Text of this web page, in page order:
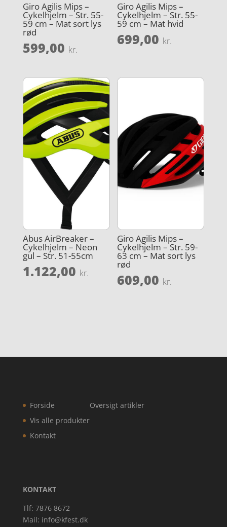
Giro Agilis Mips –
Cykelhjelm – Str. 55-
59 cm – Mat sort lys
rød
599,00 kr.
Giro Agilis Mips –
Cykelhjelm – Str. 55-
59 cm – Mat hvid
699,00 kr.
Abus AirBreaker –
Cykelhjelm – Neon
gul – Str. 51-55cm
1.122,00 kr.
Giro Agilis Mips –
Cykelhjelm – Str. 59-
63 cm – Mat sort lys
rød
609,00 kr.
Forside
Vis alle produkter
Kontakt
Oversigt artikler
KONTAKT
Tlf: 7876 8672
Mail: info@kfest.dk